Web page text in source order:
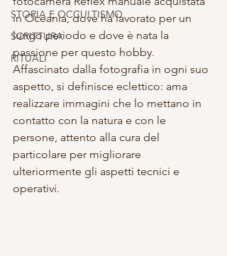
STORIA E OCCULTISMO
SCRITTURA
RITUALI
in Oceania, dove ha lavorato per un
lungo periodo e dove è nata la
passione per questo hobby.
Affascinato dalla fotografia in ogni suo
aspetto, si definisce eclettico: ama
realizzare immagini che lo mettano in
contatto con la natura e con le
persone, attento alla cura del
particolare per migliorare
ulteriormente gli aspetti tecnici e
operativi.